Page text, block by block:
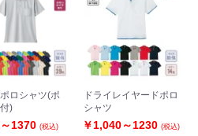
ロシャツ(ポ
)
～1370(税込)
ドライレイヤードポロ
シャツ
￥1,040～1230 (税込)